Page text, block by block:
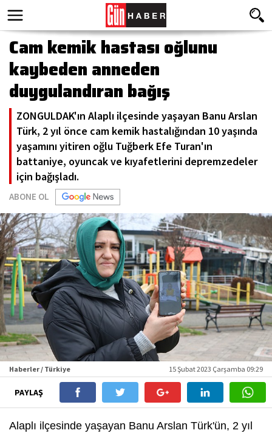
Cam kemik hastası oğlunu
kaybeden anneden
duygulandıran bağış
ZONGULDAK'ın Alaplı ilçesinde yaşayan Banu Arslan
Türk, 2 yıl önce cam kemik hastalığından 10 yaşında
yaşamını yitiren oğlu Tuğberk Efe Turan'ın
battaniye, oyuncak ve kıyafetlerini depremzedeler
için bağışladı.
ABONE OL
Haberler / Türkiye 15 Şubat 2023 Çarşamba 09:29
PAYLAŞ
Alaplı ilçesinde yaşayan Banu Arslan Türk'ün, 2 yıl